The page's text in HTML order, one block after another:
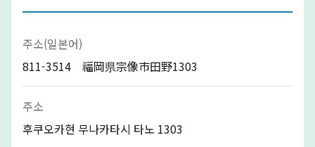
주소(일본어)
811-3514 福岡県宗像市田野1303
주소
후쿠오카현 무나카타시 타노 1303